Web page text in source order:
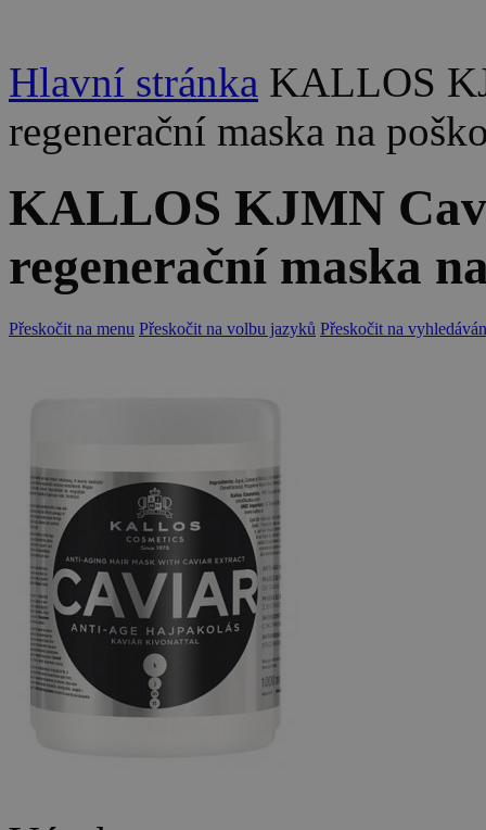
Hlavní stránka KALLOS
regenerační maska na
KALLOS KJMN
regenerační maska
Přeskočit na menu Přeskočit na volbu jazyků Přeskočit na